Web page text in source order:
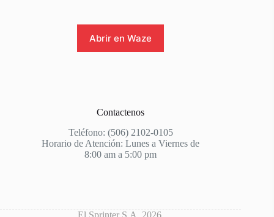
Abrir en Waze
Contactenos
Teléfono: (506) 2102-0105
Horario de Atención: Lunes a Viernes de
8:00 am a 5:00 pm